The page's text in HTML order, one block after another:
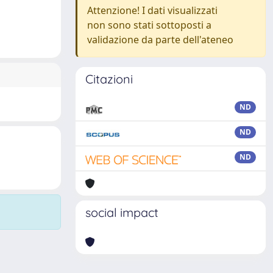
Attenzione! I dati visualizzati
non sono stati sottoposti a
validazione da parte dell'ateneo
Citazioni
ND
ND
ND
social impact